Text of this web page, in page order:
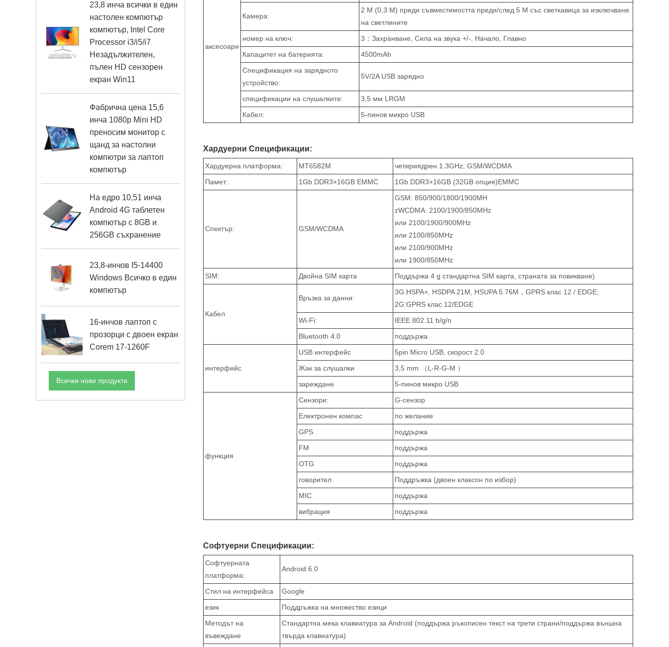
23,8 инча всички в един
настолен компютър
компютър, Intel Core
Processor i3/i5/i7
Незадължителен,
пълен HD сензорен
екран Win11
Фабрична цена 15,6
инча 1080p Mini HD
преносим монитор с
щанд за настолни
компютри за лаптоп
компютър
На едро 10,51 инча
Android 4G таблетен
компютър с 8GB и
256GB съхранение
23,8-инчов I5-14400
Windows Всичко в един
компютър
16-инчов лаптоп с
прозорци с двоен екран
Corem 17-1260F
Всички нови продукти
аксесоари
Камера:
2 M (0,3 M) преди съвместимостта преди/след 5 M със светкавица за изключване
на светлините
номер на ключ:
3：Захранване, Сила на звука +/-, Начало, Главно
Капацитет на батерията:
4500mAh
Спецификация на зарядното
устройство:
5V/2A USB зарядно
спецификации на слушалките:
3,5 мм LRGM
Кабел:
5-пинов микро USB
Хардуерни Спецификации:
Хардуерна платформа: MT6582M
четириядрен 1.3GHz, GSM/WCDMA
Памет:
1Gb DDR3+16GB EMMC 1Gb DDR3+16GB (32GB опция)EMMC
Спектър: GSM/WCDMA
GSM: 850/900/1800/1900MH
zWCDMA: 2100/1900/850MHz
или 2100/1900/900MHz
или 2100/850MHz
или 2100/900MHz
или 1900/850MHz
SIM:
Двойна SIM карта Поддържа 4 g стандартна SIM карта, страната за повикване)
Кабел
Връзка за данни:
3G:HSPA+, HSDPA 21M, HSUPA 5.76M，GPRS клас 12 / EDGE;
2G:GPRS клас 12/EDGE
Wi-Fi:
IEEE 802.11 b/g/n
Bluetooth 4.0
поддържа
интерфейс
USB интерфейс
5pin Micro USB, скорост 2.0
Жак за слушалки
3,5 mm （L-R-G-M ）
зареждане
5-пинов микро USB
функция
Сензори:
G-сензор
Електронен компас
по желание
GPS
поддържа
FM
поддържа
OTG
поддържа
говорител
Поддръжка (двоен клаксон по избор)
MIC
поддържа
вибрация
поддържа
Софтуерни Спецификации:
Софтуерната
платформа:
Android 6.0
Стил на интерфейса
Google
език
Поддръжка на множество езици
Методът на
въвеждане
Стандартна мека клавиатура за Android (поддържа ръкописен текст на трети страни/поддържа външна
твърда клавиатура)